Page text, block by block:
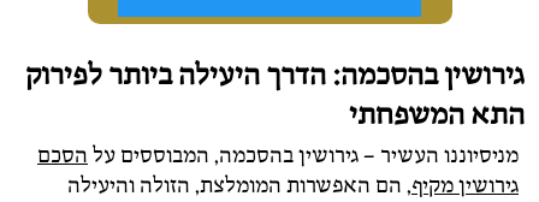
גירושין בהסכמה: הדרך היעילה ביותר לפירוק
התא המשפחתי
מניסיוננו העשיר – גירושין בהסכמה, המבוססים על הסכם
גירושין מקיף, הם האפשרות המומלצת, הזולה והיעילה